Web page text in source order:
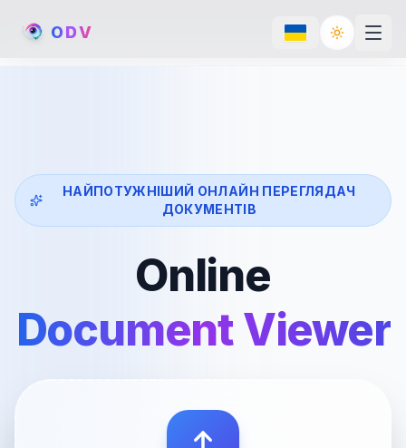
ODV Toggle
НАЙПОТУЖНІШИЙ ОНЛАЙН ПЕРЕГЛЯДАЧ
ДОКУМЕНТІВ
Online
Document Viewer